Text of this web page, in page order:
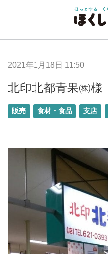
2021年1月18日 11:50
北印北都青果㈱様
販売 食材・食品 支店